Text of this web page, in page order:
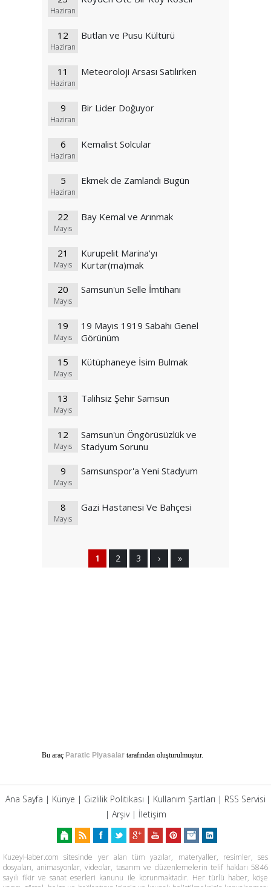
Haziran
12
Haziran
Butlan ve Pusu Kültürü
11
Haziran
Meteoroloji Arsası Satılırken
9
Haziran
Bir Lider Doğuyor
6
Haziran
Kemalist Solcular
5
Haziran
Ekmek de Zamlandı Bugün
22
Mayıs
Bay Kemal ve Arınmak
21
Mayıs
Kurupelit Marina'yı
Kurtar(ma)mak
20
Mayıs
Samsun'un Selle İmtihanı
19
Mayıs
19 Mayıs 1919 Sabahı Genel
Görünüm
15
Mayıs
Kütüphaneye İsim Bulmak
13
Mayıs
Talihsiz Şehir Samsun
12
Mayıs
Samsun'un Öngörüsüzlük ve
Stadyum Sorunu
9
Mayıs
Samsunspor'a Yeni Stadyum
8
Mayıs
Gazi Hastanesi Ve Bahçesi
1 2 3 › »
Bu araç Paratic Piyasalar tarafından oluşturulmuştur.
Ana Sayfa | Künye | Gizlilik Politikası | Kullanım Şartları | RSS Servisi
| Arşiv| İletişim
KuzeyHaber.com sitesinde yer alan tüm yazılar, materyaller, resimler, ses
dosyaları, animasyonlar, videolar, tasarım ve düzenlemelerin telif hakları 5846
sayılı fikir ve sanat eserleri kanunu ile korunmaktadır. Her türlü haber, köşe